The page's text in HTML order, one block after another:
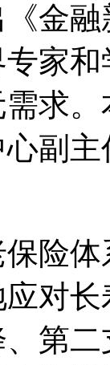
融
家
求
副
体
对
第